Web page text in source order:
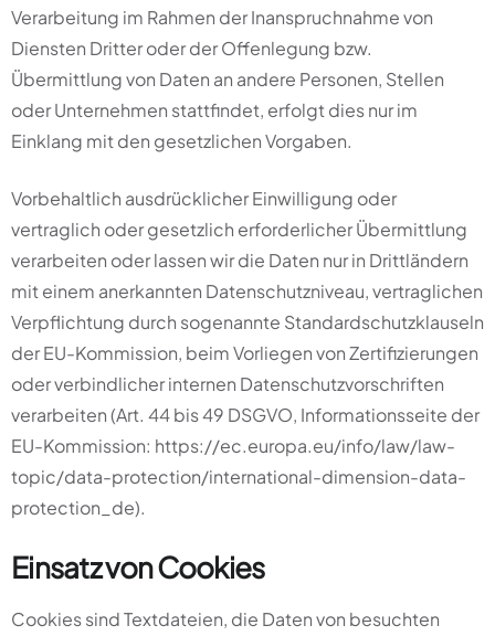
Verarbeitung im Rahmen der Inanspruchnahme von
Diensten Dritter oder der Offenlegung bzw.
Übermittlung von Daten an andere Personen, Stellen
oder Unternehmen stattfindet, erfolgt dies nur im
Einklang mit den gesetzlichen Vorgaben.
Vorbehaltlich ausdrücklicher Einwilligung oder
vertraglich oder gesetzlich erforderlicher Übermittlung
verarbeiten oder lassen wir die Daten nur in Drittländern
mit einem anerkannten Datenschutzniveau, vertraglichen
Verpflichtung durch sogenannte Standardschutzklauseln
der EU-Kommission, beim Vorliegen von Zertifizierungen
oder verbindlicher internen Datenschutzvorschriften
verarbeiten (Art. 44 bis 49 DSGVO, Informationsseite der
EU-Kommission: https://ec.europa.eu/info/law/law-
topic/data-protection/international-dimension-data-
protection_de).
Einsatz von Cookies
Cookies sind Textdateien, die Daten von besuchten